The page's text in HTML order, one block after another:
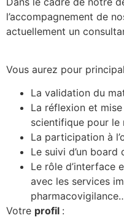
l’accompagnement de
actuellement un
Vous aurez pour
La validation du
La réflexion et
scientifique pour le
La participation à
Le suivi d’un board
Le rôle d’interface
avec les services
Votre profil :